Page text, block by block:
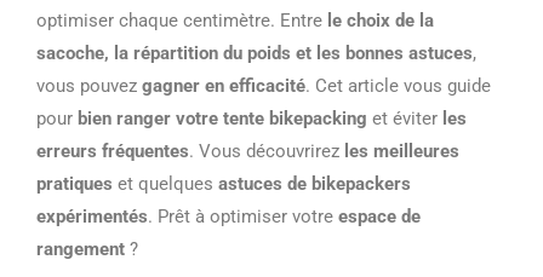
optimiser chaque centimètre. Entre le choix de la
sacoche, la répartition du poids et les bonnes astuces,
vous pouvez gagner en efficacité. Cet article vous guide
pour bien ranger votre tente bikepacking et éviter les
erreurs fréquentes. Vous découvrirez les meilleures
pratiques et quelques astuces de bikepackers
expérimentés. Prêt à optimiser votre espace de
rangement ?